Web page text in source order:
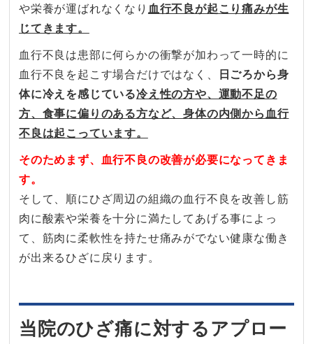
や栄養が運ばれなくなり 血行不良が起こり痛みが生
じてきます。
血行不良は患部に何らかの衝撃が加わって一時的に
血行不良を起こす場合だけではなく、
日ごろから身
体に冷えを感じている冷え性の方や、運動不足の
方、食事に偏りのある方など、身体の内側から血行
不良は起こっています。
そのためまず、血行不良の改善が必要になってきま
す。
そして、順にひざ周辺の組織の血行不良を改善し筋
肉に酸素や栄養を十分に満たしてあげる事によっ
て、筋肉に柔軟性を持たせ痛みがでない健康な働き
が出来るひざに戻ります。
当院のひざ痛に対するアプロー